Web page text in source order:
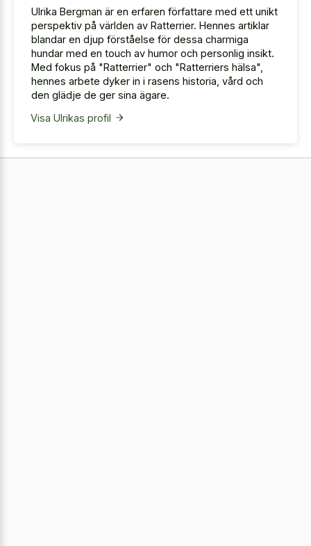
Ulrika Bergman är en erfaren författare med ett unikt
perspektiv på världen av Ratterrier. Hennes artiklar
blandar en djup förståelse för dessa charmiga
hundar med en touch av humor och personlig insikt.
Med fokus på "Ratterrier" och "Ratterriers hälsa",
hennes arbete dyker in i rasens historia, vård och
den glädje de ger sina ägare.
Visa Ulrikas profil